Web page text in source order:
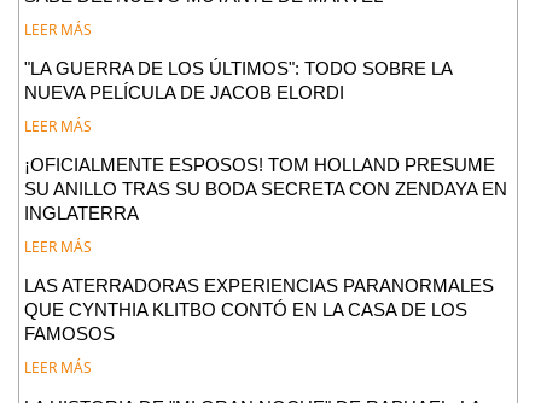
LEER MÁS
"LA GUERRA DE LOS ÚLTIMOS": TODO SOBRE LA
NUEVA PELÍCULA DE JACOB ELORDI
LEER MÁS
¡OFICIALMENTE ESPOSOS! TOM HOLLAND PRESUME
SU ANILLO TRAS SU BODA SECRETA CON ZENDAYA EN
INGLATERRA
LEER MÁS
LAS ATERRADORAS EXPERIENCIAS PARANORMALES
QUE CYNTHIA KLITBO CONTÓ EN LA CASA DE LOS
FAMOSOS
LEER MÁS